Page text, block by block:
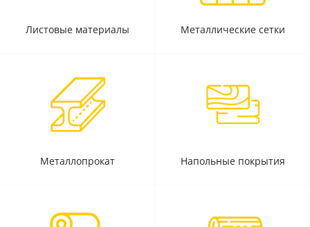
Листовые материалы Металлические сетки
Металлопрокат Напольные покрытия